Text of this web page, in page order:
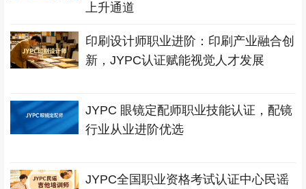
上升通道
印刷设计师职业进阶：印刷产业融合创
新，JYPC认证赋能视觉人才发展
JYPC 眼镜定配师职业技能认证，配镜
行业从业进阶优选
JYPC全国职业资格考试认证中心民谣